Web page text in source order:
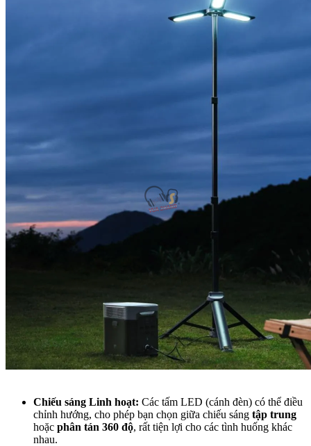
Chiếu sáng Linh hoạt: Các tấm LED (cánh đèn) có thể điều
chỉnh hướng, cho phép bạn chọn giữa chiếu sáng tập trung
hoặc phân tán 360 độ, rất tiện lợi cho các tình huống khác
nhau.